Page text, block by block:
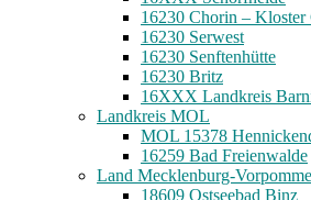
16230 Chorin – Kloster
16230 Serwest
16230 Senftenhütte
16230 Britz
16XXX Landkreis
Landkreis MOL
MOL 15378
16259 Bad Freienwalde
Land Mecklenburg-
18609 Ostseebad Binz